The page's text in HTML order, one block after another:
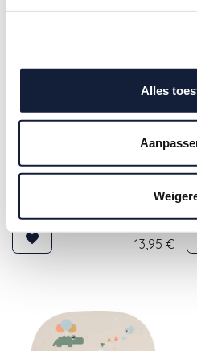
Alles
Noui Noui | Placemat Dusty
13,95 €